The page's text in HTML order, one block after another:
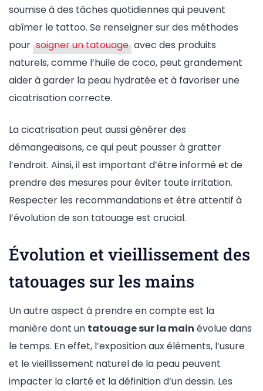
soumise à des tâches quotidiennes qui peuvent
abîmer le tattoo. Se renseigner sur des méthodes
pour soigner un tatouage avec des produits
naturels, comme l’huile de coco, peut grandement
aider à garder la peau hydratée et à favoriser une
cicatrisation correcte.
La cicatrisation peut aussi générer des
démangeaisons, ce qui peut pousser à gratter
l’endroit. Ainsi, il est important d’être informé et de
prendre des mesures pour éviter toute irritation.
Respecter les recommandations et être attentif à
l’évolution de son tatouage est crucial.
Évolution et vieillissement des
tatouages sur les mains
Un autre aspect à prendre en compte est la
manière dont un tatouage sur la main évolue dans
le temps. En effet, l’exposition aux éléments, l’usure
et le vieillissement naturel de la peau peuvent
impacter la clarté et la définition d’un dessin. Les